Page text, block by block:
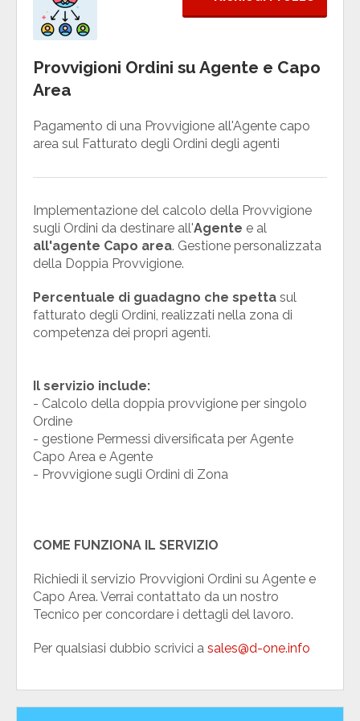
Provvigioni Ordini su Agente e Capo
Area
Pagamento di una Provvigione all'Agente capo
area sul Fatturato degli Ordini degli agenti
Implementazione del calcolo della Provvigione
sugli Ordini da destinare all'Agente e al
all'agente Capo area. Gestione personalizzata
della Doppia Provvigione.
Percentuale di guadagno che spetta sul
fatturato degli Ordini, realizzati nella zona di
competenza dei propri agenti.
Il servizio include:
- Calcolo della doppia provvigione per singolo
Ordine
- gestione Permessi diversificata per Agente
Capo Area e Agente
- Provvigione sugli Ordini di Zona
COME FUNZIONA IL SERVIZIO
Richiedi il servizio Provvigioni Ordini su Agente e
Capo Area. Verrai contattato da un nostro
Tecnico per concordare i dettagli del lavoro.
Per qualsiasi dubbio scrivici a sales@d-one.info